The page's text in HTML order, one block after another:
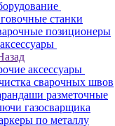
станки
позиционеры
аксессуары
сварочных швов
разметочные
газосварщика
по металлу